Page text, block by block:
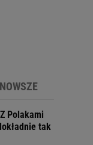
Polakami
tak